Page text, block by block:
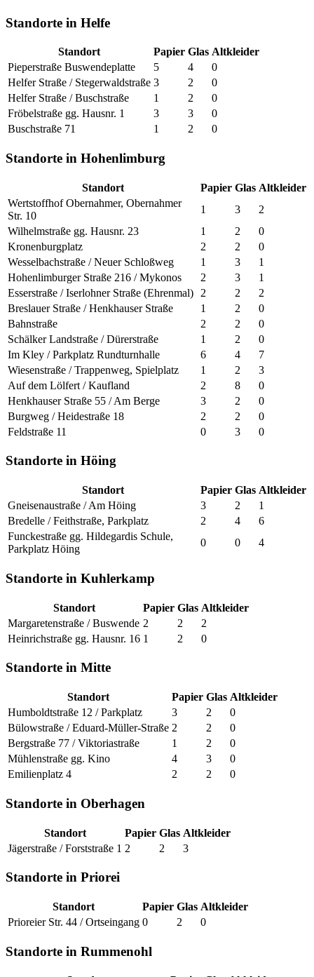
Standorte in Helfe
Standort Papier Glas Altkleider
Pieperstraße Buswendeplatte
5 4
0
Helfer Straße / Stegerwaldstraße 3 2
0
Helfer Straße / Buschstraße
1 2
0
Fröbelstraße gg. Hausnr. 1
3 3
0
Buschstraße 71
1 2 0
Standorte in Hohenlimburg
Standort Papier Glas Altkleider
Wertstoffhof Obernahmer, Obernahmer
Str. 10
1 3
2
Wilhelmstraße gg. Hausnr. 23
1 2
0
Kronenburgplatz
2 2
0
Wesselbachstraße / Neuer Schloßweg
1 3
1
Hohenlimburger Straße 216 / Mykonos
2 3
1
Esserstraße / Iserlohner Straße (Ehrenmal)
2 2
2
Breslauer Straße / Henkhauser Straße
1 2
0
Bahnstraße
2 2
0
Schälker Landstraße / Dürerstraße
1 2
0
Im Kley / Parkplatz Rundturnhalle
6 4
7
Wiesenstraße / Trappenweg, Spielplatz
1 2
3
Auf dem Lölfert / Kaufland
2 8
0
Henkhauser Straße 55 / Am Berge
3 2
0
Burgweg / Heidestraße 18
2 2
0
Feldstraße 11
0 3 0
Standorte in Höing
Standort Papier Glas Altkleider
Gneisenaustraße / Am Höing
3 2
1
Bredelle / Feithstraße, Parkplatz
2 4
6
Funckestraße gg. Hildegardis Schule,
Parkplatz Höing
0 0 4
Standorte in Kuhlerkamp
Standort Papier Glas Altkleider
Margaretenstraße / Buswende 2 2
2
Heinrichstraße gg. Hausnr. 16 1 2 0
Standorte in Mitte
Standort Papier Glas Altkleider
Humboldtstraße 12 / Parkplatz
3 2
0
Bülowstraße / Eduard-Müller-Straße 2 2
0
Bergstraße 77 / Viktoriastraße
1 2
0
Mühlenstraße gg. Kino
4 3
0
Emilienplatz 4
2 2 0
Standorte in Oberhagen
Standort Papier Glas Altkleider
Jägerstraße / Forststraße 1 2 2 3
Standorte in Priorei
Standort Papier Glas Altkleider
Prioreier Str. 44 / Ortseingang 0 2 0
Standorte in Rummenohl